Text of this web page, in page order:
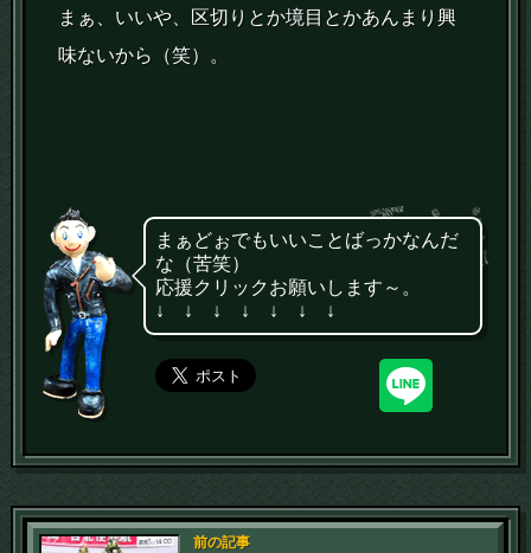
まぁ、いいや、区切りとか境目とかあんまり興
味ないから（笑）。
まぁどぉでもいいことばっかなんだ
な（苦笑）
応援クリックお願いします～。
↓ ↓ ↓ ↓ ↓ ↓ ↓
前の記事